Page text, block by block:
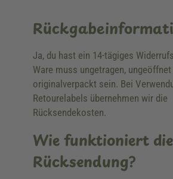
Ja, du hast ein 14-tägiges
Ware muss ungetragen, ungeöffnet
originalverpackt sein. Bei
Retourelabels übernehmen wir die
Rücksendekosten.
Wie funktioniert die
Rücksendung?